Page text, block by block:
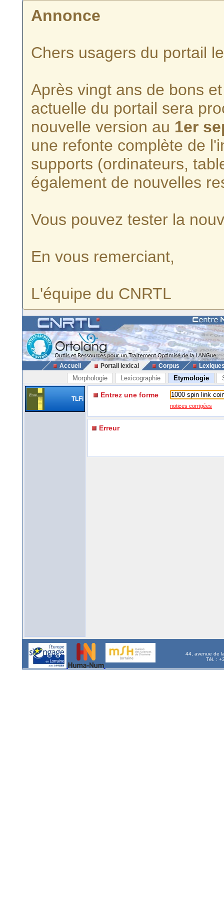
Annonce
Chers usagers du portail
Après vingt ans de bons
actuelle du portail sera
nouvelle version au 1er
une refonte complète de
supports (ordinateurs,
également de nouvelles
Vous pouvez tester la
En vous remerciant,
L'équipe du CNRTL
Accueil Portail lexical Corpus
Morphologie Lexicographie Etymologie
TLFi Entrez une forme
notices corrigées
Erreur
44, avenue de
Tél. :